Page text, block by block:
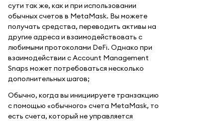
сути так же, как и при использовании
обычных счетов в MetaMask. Вы можете
получать средства, переводить активы на
другие адреса и взаимодействовать с
любимыми протоколами DeFi. Однако при
взаимодействии с Account Management
Snaps может потребоваться несколько
дополнительных шагов;
Обычно, когда вы инициируете транзакцию
с помощью «обычного» счета MetaMask, то
есть счета, который не управляется